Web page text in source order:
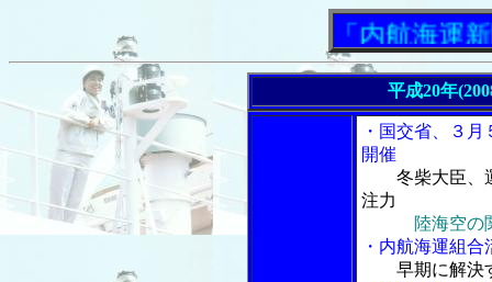
「内航海運新聞」
平成20年
・国交省、３
開催
冬柴大臣、
注力
陸海空の
・内航海運組
早期に解決